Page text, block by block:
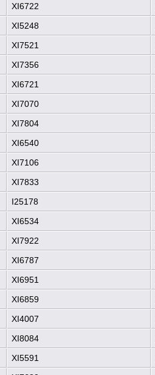
XI6722
XI5248
XI7521
XI7356
XI6721
XI7070
XI7804
XI6540
XI7106
XI7833
I25178
XI6534
XI7922
XI6787
XI6951
XI6859
XI4007
XI8084
XI5591